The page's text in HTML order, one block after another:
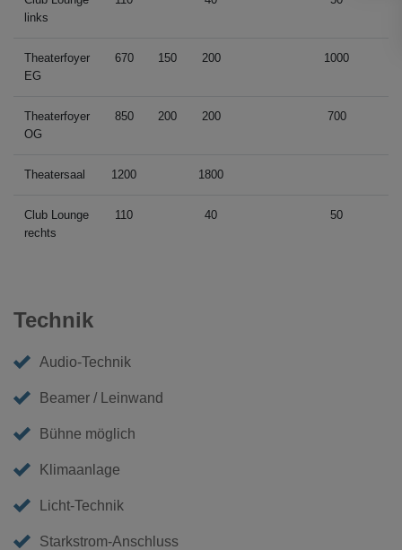
links
Theaterfoyer
EG
670 150 200 1000
Theaterfoyer
OG
850 200 200 700
Theatersaal 1200 1800
Club Lounge
rechts
110 40 50
Technik
Audio-Technik
Beamer / Leinwand
Bühne möglich
Klimaanlage
Licht-Technik
Starkstrom-Anschluss